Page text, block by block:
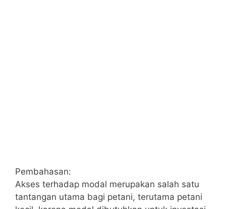
Pembahasan:
Akses terhadap modal merupakan salah satu
tantangan utama bagi petani, terutama petani